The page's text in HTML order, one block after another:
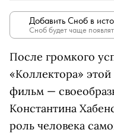
Добавить Сноб в
Сноб будет чаще
После громкого
«Коллектора»
фильм —
Константина
роль человека